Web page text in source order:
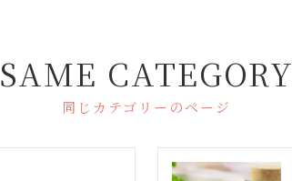
同じカテゴリーのページ
SAME CATEGORY